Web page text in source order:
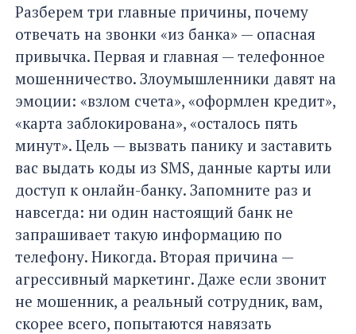
Разберем три главные причины, почему
отвечать на звонки «из банка» — опасная
привычка. Первая и главная — телефонное
мошенничество. Злоумышленники давят на
эмоции: «взлом счета», «оформлен кредит»,
«карта заблокирована», «осталось пять
минут». Цель — вызвать панику и заставить
вас выдать коды из SMS, данные карты или
доступ к онлайн-банку. Запомните раз и
навсегда: ни один настоящий банк не
запрашивает такую информацию по
телефону. Никогда. Вторая причина —
агрессивный маркетинг. Даже если звонит
не мошенник, а реальный сотрудник, вам,
скорее всего, попытаются навязать